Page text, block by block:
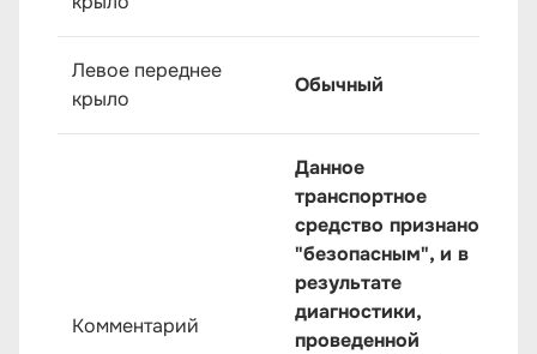
Левое переднее
крыло
Обычный
Комментарий
Данное
транспортное
средство признано
"безопасным", и в
результате
диагностики,
проведенной